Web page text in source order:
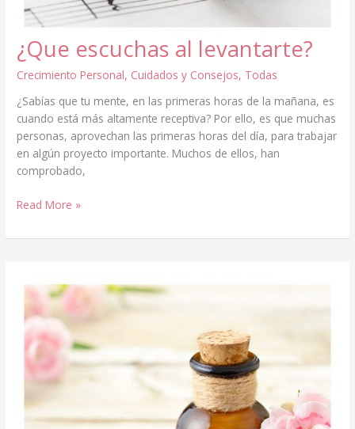
¿Que escuchas al levantarte?
Crecimiento Personal, Cuidados y Consejos, Todas
¿Sabías que tu mente, en las primeras horas de la mañana, es
cuando está más altamente receptiva? Por ello, es que muchas
personas, aprovechan las primeras horas del día, para trabajar
en algún proyecto importante. Muchos de ellos, han
comprobado,
¿Que
al
Read More »